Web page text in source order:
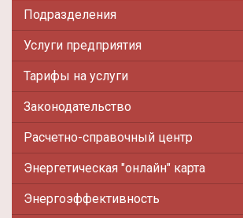
Подразделения
Услуги предприятия
Тарифы на услуги
Законодательство
Расчетно-справочный центр
Энергетическая "онлайн" карта
Энергоэффективность